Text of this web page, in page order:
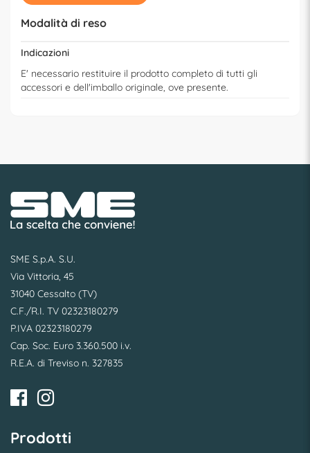
Modalità di reso
Indicazioni
E' necessario restituire il prodotto completo di tutti gli
accessori e dell'imballo originale, ove presente.
SME S.p.A. S.U.
Via Vittoria, 45
31040 Cessalto (TV)
C.F./R.I. TV 02323180279
P.IVA 02323180279
Cap. Soc. Euro 3.360.500 i.v.
R.E.A. di Treviso n. 327835
Prodotti